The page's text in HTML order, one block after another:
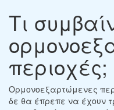
Τι
περιοχές;
Ορμονοεξαρτώμενες
δε θα έπρεπε να έχουν